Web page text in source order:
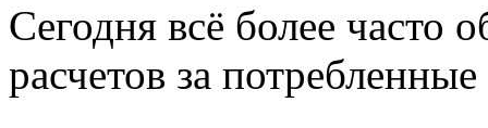
Сегодня всё более часто
расчетов за